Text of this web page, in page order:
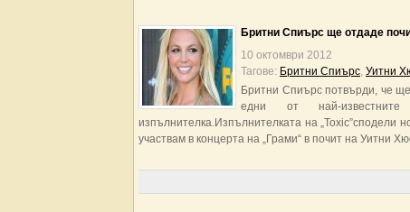
Бритни Спиърс ще отдаде
10 октомври 2012
Тагове: Бритни Спиърс, Уитни
Бритни Спиърс потвърди, че
едни от най-
изпълнителка.Изпълнителката на „Toxic”сподели
участвам в концерта на „Грами“ в почит на Уитни